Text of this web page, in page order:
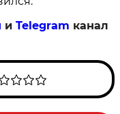
иTelegram канал